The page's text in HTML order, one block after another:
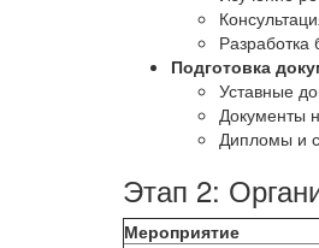
Разработка
Подготовка
Уставные
Документы
Дипломы и
Этап 2:
Мероприятие